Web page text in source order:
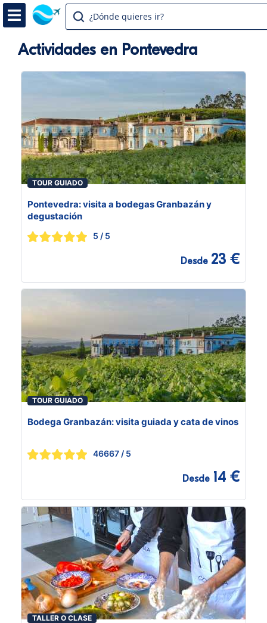
¿Dónde quieres ir?
Actividades en Pontevedra
TOUR GUIADO
Pontevedra: visita a bodegas Granbazán y
degustación
5 / 5
Desde 23 €
TOUR GUIADO
Bodega Granbazán: visita guiada y cata de vinos
46667 / 5
Desde 14 €
TALLER O CLASE